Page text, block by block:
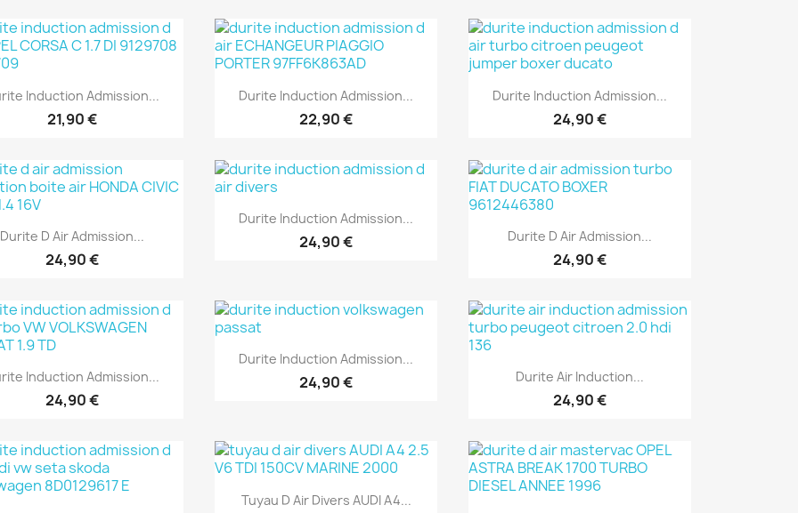
Aperçu rapide
Induction Admission...
21,90 €
Aperçu rapide
Durite Induction Admission...
22,90 €
Aperçu rapide
Durite Induction Admission...
24,90 €
Aperçu rapide
Durite D Air Admission...
24,90 €
Aperçu rapide
Durite Induction Admission...
24,90 € Aperçu rapide
Durite D Air Admission...
24,90 €
Aperçu rapide
Induction Admission...
24,90 €
Aperçu rapide
Durite Induction Admission...
24,90 € Aperçu rapide
Durite Air Induction...
24,90 €
Aperçu rapide
Tuyau D Air Divers AUDI A4...